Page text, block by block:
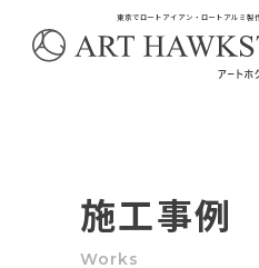
東京でロートアイアン・ロートアルミ製
施工事例